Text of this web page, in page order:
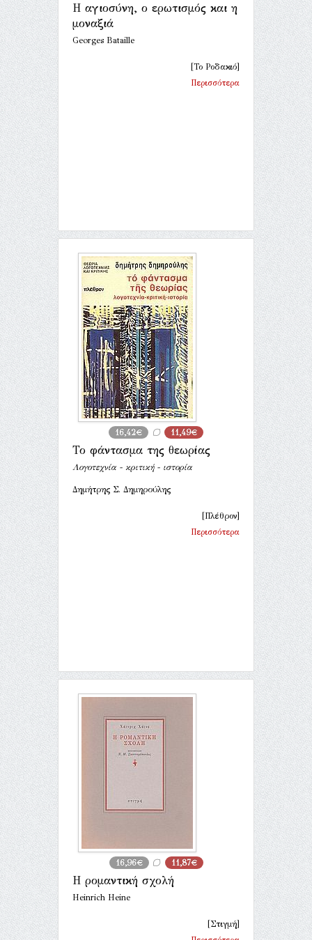
Η αγιοσύνη, ο ερωτισμός και η
μοναξιά
Georges Bataille
[Το Ροδακιό]
Περισσότερα
16,42€ 11,49€
Το φάντασμα της θεωρίας
Λογοτεχνία - κριτική - ιστορία
Δημήτρης Σ. Δημηρούλης
[Πλέθρον]
Περισσότερα
16,96€ 11,87€
Η ρομαντική σχολή
Heinrich Heine
[Στιγμή]